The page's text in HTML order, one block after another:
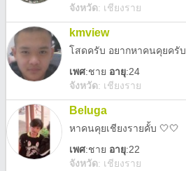
จังหวัด: เชียงราย
kmview
โสดครับ อยากหาคนคุยครับ
เพศ:ชาย อายุ:24
จังหวัด: เชียงราย
Beluga
หาคนคุยเชียงรายคั้บ 🤍🤍
เพศ:ชาย อายุ:22
จังหวัด: เชียงราย